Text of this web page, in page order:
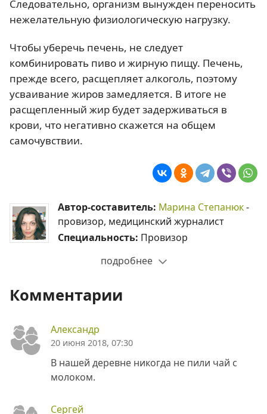
Следовательно, организм вынужден переносить
нежелательную физиологическую нагрузку.
Чтобы уберечь печень, не следует
комбинировать пиво и жирную пищу. Печень,
прежде всего, расщепляет алкоголь, поэтому
усваивание жиров замедляется. В итоге не
расщепленный жир будет задерживаться в
крови, что негативно скажется на общем
самочувствии.
Автор-составитель: Марина Степанюк-
провизор, медицинский журналист
Специальность: Провизор
подробнее
Комментарии
Александр
20 июня 2018, 07:30
В нашей деревне никогда не пили чай с
молоком.
Сергей